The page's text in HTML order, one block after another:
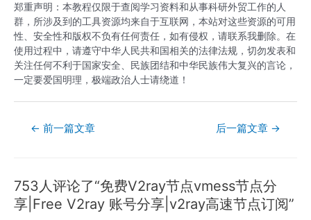
郑重声明：本教程仅限于查阅学习资料和从事科研外贸工作的人
群，所涉及到的工具资源均来自于互联网，本站对这些资源的可用
性、安全性和版权不负有任何责任，如有侵权，请联系我删除。在
使用过程中，请遵守中华人民共和国相关的法律法规，切勿发表和
关注任何不利于国家安全、民族团结和中华民族伟大复兴的言论，
一定要爱国明理，极端政治人士请绕道！
← 前一篇文章 后一篇文章 →
753人评论了“免费V2ray节点vmess节点分
享|Free V2ray 账号分享|v2ray高速节点订阅”